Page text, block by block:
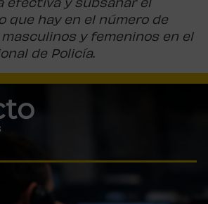
efectiva y subsanar el
que hay en el número de
y femeninos en el
de Policía.